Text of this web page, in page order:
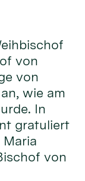
von
von
wie am
In
gratuliert
von